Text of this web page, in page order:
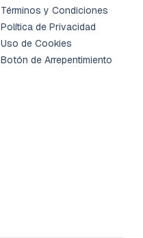
Términos y Condiciones
Política de Privacidad
Uso de Cookies
Botón de Arrepentimiento